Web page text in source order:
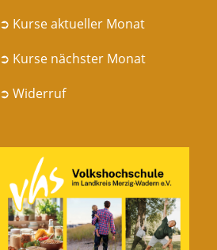
➲ Kurse aktueller Monat
➲ Kurse nächster Monat
➲ Widerruf